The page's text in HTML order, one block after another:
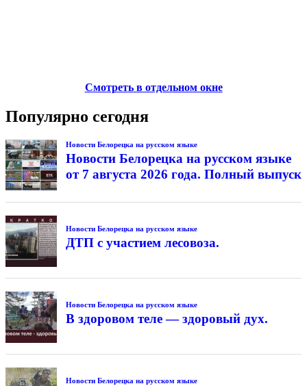
Смотреть в отдельном окне
Популярно сегодня
Новости Белорецка на русском языке
Новости Белорецка на русском языке
от 7 августа 2026 года. Полный выпуск
Новости Белорецка на русском языке
ДТП с участием лесовоза.
Новости Белорецка на русском языке
В здоровом теле — здоровый дух.
Новости Белорецка на русском языке